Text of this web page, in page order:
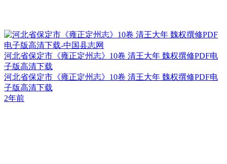
河北省保定市《雍正定州志》10卷 清王大年 魏权撰修PDF电
子版高清下载
河北省保定市《雍正定州志》10卷 清王大年 魏权撰修PDF电
子版高清下载
2年前